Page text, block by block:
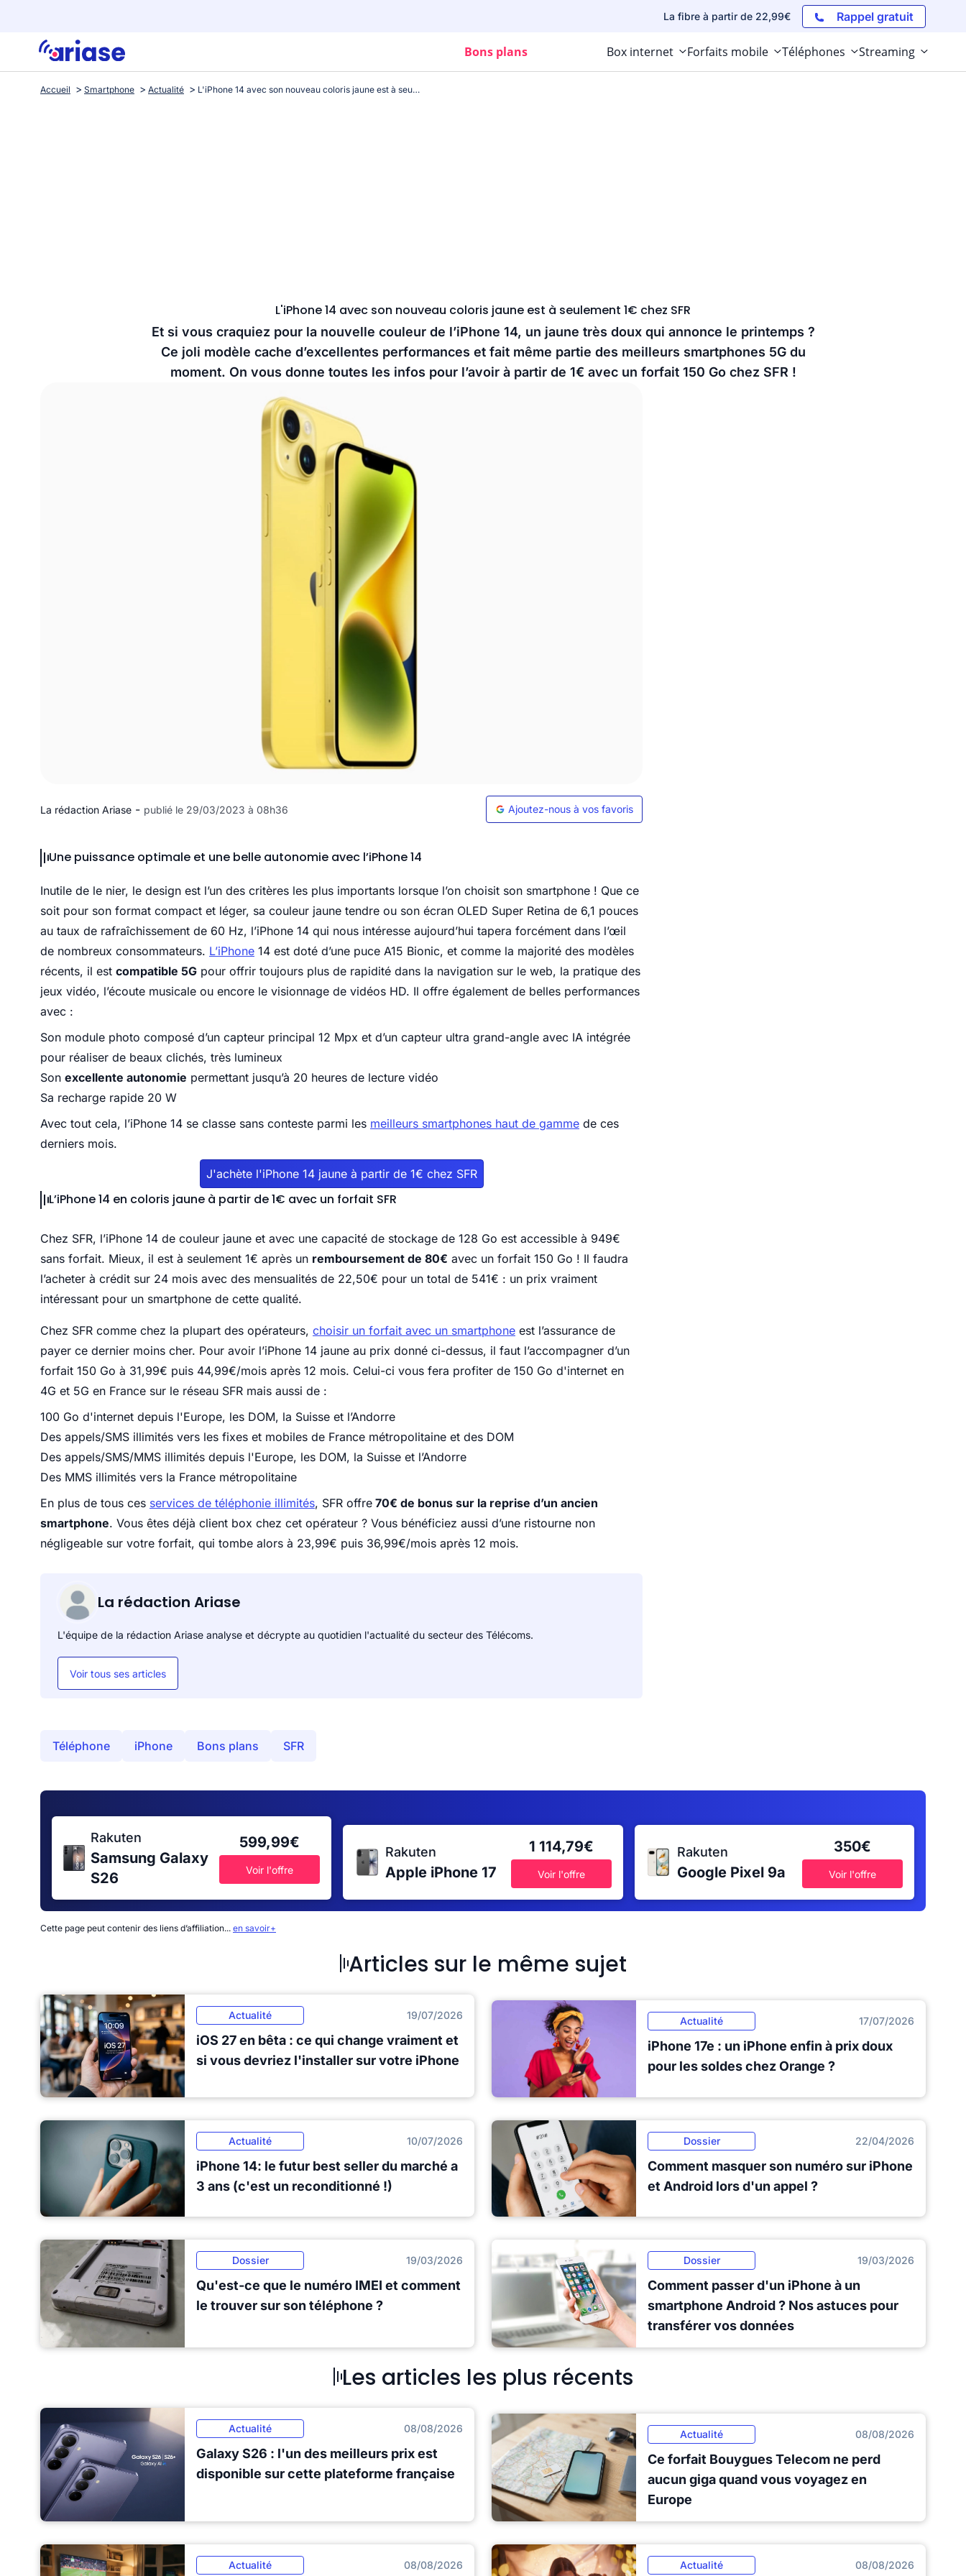
La fibre à partir de 22,99€ Rappel gratuit
Bons plans Box internet Forfaits mobile Téléphones Streaming
Accueil Smartphone Actualité L'iPhone 14 avec son nouveau coloris jaune est à seulement 1€ chez SFR
L'iPhone 14 avec son nouveau coloris jaune est à seulement 1€ chez SFR
Et si vous craquiez pour la nouvelle couleur de l’iPhone 14, un jaune très doux qui annonce le printemps ?
Ce joli modèle cache d’excellentes performances et fait même partie des meilleurs smartphones 5G du
moment. On vous donne toutes les infos pour l’avoir à partir de 1€ avec un forfait 150 Go chez SFR !
La rédaction Ariase - publié le 29/03/2023 à 08h36 Ajoutez-nous à vos favoris
Une puissance optimale et une belle autonomie avec l’iPhone 14
Inutile de le nier, le design est l’un des critères les plus importants lorsque l’on choisit son smartphone ! Que ce
soit pour son format compact et léger, sa couleur jaune tendre ou son écran OLED Super Retina de 6,1 pouces
au taux de rafraîchissement de 60 Hz, l’iPhone 14 qui nous intéresse aujourd’hui tapera forcément dans l’œil
de nombreux consommateurs. L’iPhone 14 est doté d’une puce A15 Bionic, et comme la majorité des modèles
récents, il est compatible 5G pour offrir toujours plus de rapidité dans la navigation sur le web, la pratique des
jeux vidéo, l’écoute musicale ou encore le visionnage de vidéos HD. Il offre également de belles performances
avec :
Son module photo composé d’un capteur principal 12 Mpx et d’un capteur ultra grand-angle avec IA intégrée
pour réaliser de beaux clichés, très lumineux
Son excellente autonomie permettant jusqu’à 20 heures de lecture vidéo
Sa recharge rapide 20 W
Avec tout cela, l’iPhone 14 se classe sans conteste parmi les meilleurs smartphones haut de gamme de ces
derniers mois.
J'achète l'iPhone 14 jaune à partir de 1€ chez SFR
L’iPhone 14 en coloris jaune à partir de 1€ avec un forfait SFR
Chez SFR, l’iPhone 14 de couleur jaune et avec une capacité de stockage de 128 Go est accessible à 949€
sans forfait. Mieux, il est à seulement 1€ après un remboursement de 80€ avec un forfait 150 Go ! Il faudra
l’acheter à crédit sur 24 mois avec des mensualités de 22,50€ pour un total de 541€ : un prix vraiment
intéressant pour un smartphone de cette qualité.
Chez SFR comme chez la plupart des opérateurs, choisir un forfait avec un smartphone est l’assurance de
payer ce dernier moins cher. Pour avoir l’iPhone 14 jaune au prix donné ci-dessus, il faut l’accompagner d’un
forfait 150 Go à 31,99€ puis 44,99€/mois après 12 mois. Celui-ci vous fera profiter de 150 Go d'internet en
4G et 5G en France sur le réseau SFR mais aussi de :
100 Go d'internet depuis l'Europe, les DOM, la Suisse et l’Andorre
Des appels/SMS illimités vers les fixes et mobiles de France métropolitaine et des DOM
Des appels/SMS/MMS illimités depuis l'Europe, les DOM, la Suisse et l’Andorre
Des MMS illimités vers la France métropolitaine
En plus de tous ces services de téléphonie illimités, SFR offre 70€ de bonus sur la reprise d’un ancien
smartphone. Vous êtes déjà client box chez cet opérateur ? Vous bénéficiez aussi d’une ristourne non
négligeable sur votre forfait, qui tombe alors à 23,99€ puis 36,99€/mois après 12 mois.
La rédaction Ariase
L'équipe de la rédaction Ariase analyse et décrypte au quotidien l'actualité du secteur des Télécoms.
Voir tous ses articles
Téléphone iPhone Bons plans SFR
Rakuten
Samsung Galaxy
S26
599,99€
Voir l'offre
Rakuten
Apple iPhone 17
1 114,79€
Voir l'offre
Rakuten
Google Pixel 9a
350€
Voir l'offre
Cette page peut contenir des liens d’affiliation... en savoir+
Articles sur le même sujet
Actualité 19/07/2026
iOS 27 en bêta : ce qui change vraiment et
si vous devriez l'installer sur votre iPhone
Actualité 17/07/2026
iPhone 17e : un iPhone enfin à prix doux
pour les soldes chez Orange ?
Actualité 10/07/2026
iPhone 14: le futur best seller du marché a
3 ans (c'est un reconditionné !)
Dossier 22/04/2026
Comment masquer son numéro sur iPhone
et Android lors d'un appel ?
Dossier 19/03/2026
Qu'est-ce que le numéro IMEI et comment
le trouver sur son téléphone ?
Dossier 19/03/2026
Comment passer d'un iPhone à un
smartphone Android ? Nos astuces pour
transférer vos données
Les articles les plus récents
Actualité 08/08/2026
Galaxy S26 : l'un des meilleurs prix est
disponible sur cette plateforme française
Actualité 08/08/2026
Ce forfait Bouygues Telecom ne perd
aucun giga quand vous voyagez en
Europe
Actualité 08/08/2026 Actualité 08/08/2026